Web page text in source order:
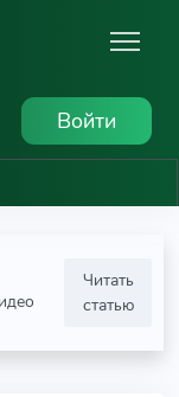
Войти
Читать
статью